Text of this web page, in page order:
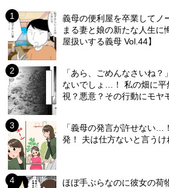
義母の便利屋を卒業してノ
まる妻と娘の新たな人生に
屋扱いする義母 Vol.44】
「あら、ごめんなさいね
ないでしょ…！ 私の畑に
視？悪意？その行動にモヤ
「義母の発言が許せない…
発！ 夫は仕方ないと言うけ
ほぼ手ぶらなのに彼女の荷